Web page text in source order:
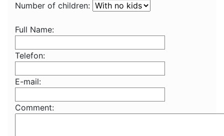
Number of children:
Full Name:
Telefon:
E-mail:
Comment: